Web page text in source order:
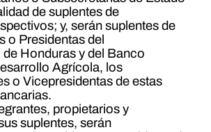
de suplentes de
y, serán suplentes de
o Presidentas del
Honduras y del Banco
Agrícola, los
o Vicepresidentas de estas
propietarios y
suplentes, serán